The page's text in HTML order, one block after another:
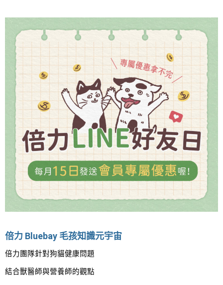
還
是
藥？
林
筱
瑞
獸
醫
師
帶
你
認
識
倍力 Bluebay 毛孩知識元宇宙
倍力團隊針對狗貓健康問題
結合獸醫師與營養師的觀點